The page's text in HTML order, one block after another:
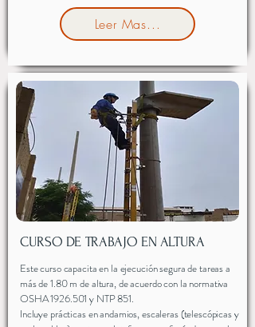
Leer Mas...
CURSO DE TRABAJO EN ALTURA
Este curso capacita en la ejecución segura de tareas a
más de 1.80 m de altura, de acuerdo con la normativa
OSHA1926.501 y NTP 851.
Incluye prácticas en andamios, escaleras (telescópicas y